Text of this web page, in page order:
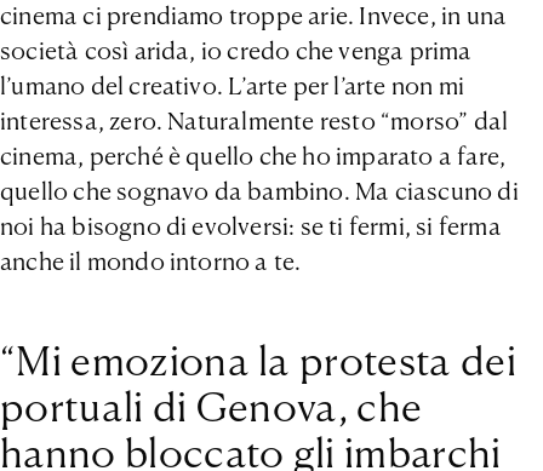
cinema ci prendiamo troppe arie. Invece, in una
società così arida, io credo che venga prima
l’umano del creativo. L’arte per l’arte non mi
interessa, zero. Naturalmente resto “morso” dal
cinema, perché è quello che ho imparato a fare,
quello che sognavo da bambino. Ma ciascuno di
noi ha bisogno di evolversi: se ti fermi, si ferma
anche il mondo intorno a te.
“Mi emoziona la protesta dei
portuali di Genova, che
hanno bloccato gli imbarchi